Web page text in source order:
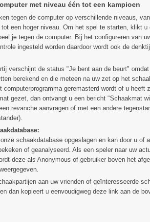
met niveau één tot een kampioen
tegen de computer op verschillende niveaus, van
een hoger niveau. Om het spel te starten, klikt u
je tegen de computer. Bij het configureren van
ingesteld worden daardoor wordt ook de
verschijnt de status "Je bent aan de beurt"
berekend en die meteen na uw zet op het
computerprogramma geremasterd wordt of u heeft
gezet, dan ontvangt u een bericht "Schaakmat
revanche aanvragen of met een andere
schaakdatabase opgeslagen en kan door u of
of geanalyseerd. Als een speler naar uw
deze als Anonymous of gebruiker boven het
aan uw vrienden of geïnteresseerde
dan kopieert u eenvoudigweg deze link aan de